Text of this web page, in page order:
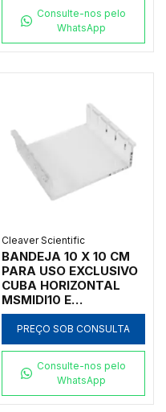
MSMINIDUO DA
CLEAVER SCIENTIFIC -
CÓDIGO MS7-UV10
Consulte-nos pelo
WhatsApp
Cleaver Scientific
BANDEJA 10 X 10 CM
PARA USO EXCLUSIVO
CUBA HORIZONTAL
MSMIDI10 E
MSMIDIDUO - CÓDIGO:
MS10-UV10
PREÇO SOB CONSULTA
Consulte-nos pelo
WhatsApp